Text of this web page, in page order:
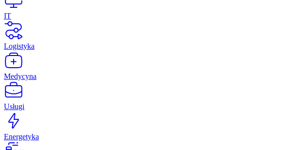
IT
Logistyka
Medycyna
Usługi
Energetyka